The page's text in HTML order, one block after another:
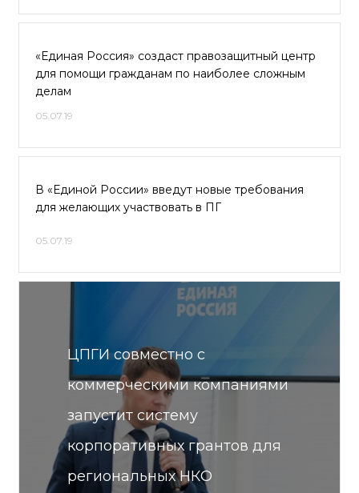
«Единая Россия» создаст правозащитный центр
для помощи гражданам по наиболее сложным
делам
05.07.19
В «Единой России» введут новые требования
для желающих участвовать в ПГ
05.07.19
ЦПГИ совместно с
коммерческими компаниями
запустит систему
корпоративных грантов для
региональных НКО